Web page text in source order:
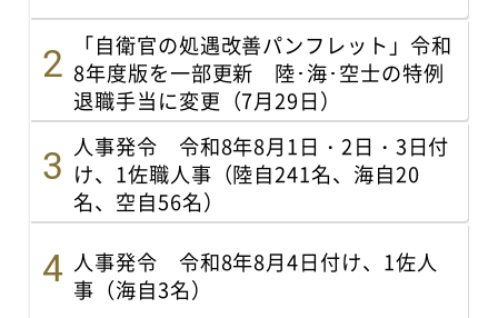
「自衛官の処遇改善パンフレット」令和
8年度版を一部更新 陸･海･空士の特例
退職手当に変更（7月29日）
人事発令 令和8年8月1日・2日・3日付
け、1佐職人事（陸自241名、海自20
名、空自56名）
人事発令 令和8年8月4日付け、1佐人
事（海自3名）